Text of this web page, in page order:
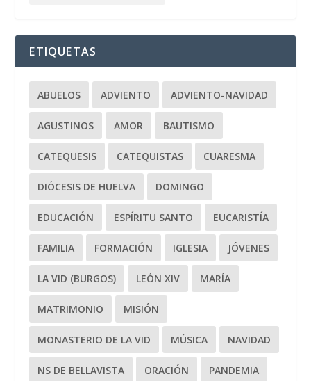
ETIQUETAS
ABUELOS ADVIENTO ADVIENTO-NAVIDAD
AGUSTINOS AMOR BAUTISMO
CATEQUESIS CATEQUISTAS CUARESMA
DIÓCESIS DE HUELVA DOMINGO
EDUCACIÓN ESPÍRITU SANTO EUCARISTÍA
FAMILIA FORMACIÓN IGLESIA JÓVENES
LA VID (BURGOS) LEÓN XIV MARÍA
MATRIMONIO MISIÓN
MONASTERIO DE LA VID MÚSICA NAVIDAD
NS DE BELLAVISTA ORACIÓN PANDEMIA